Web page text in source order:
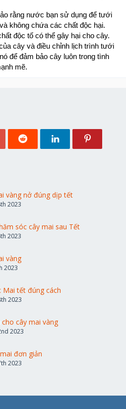
rằng nước bạn sử dụng để tưới
không chứa các chất độc hại.
độc tố có thể gây hại cho cây.
cây và điều chỉnh lịch trình tưới
để đảm bảo cây luôn trong tình
mẽ.
vàng nở đúng dịp tết
2023
sóc cây mai sau Tết
2023
vàng
2023
Mai tết đúng cách
2023
cây mai vàng
2023
đơn giản
2023